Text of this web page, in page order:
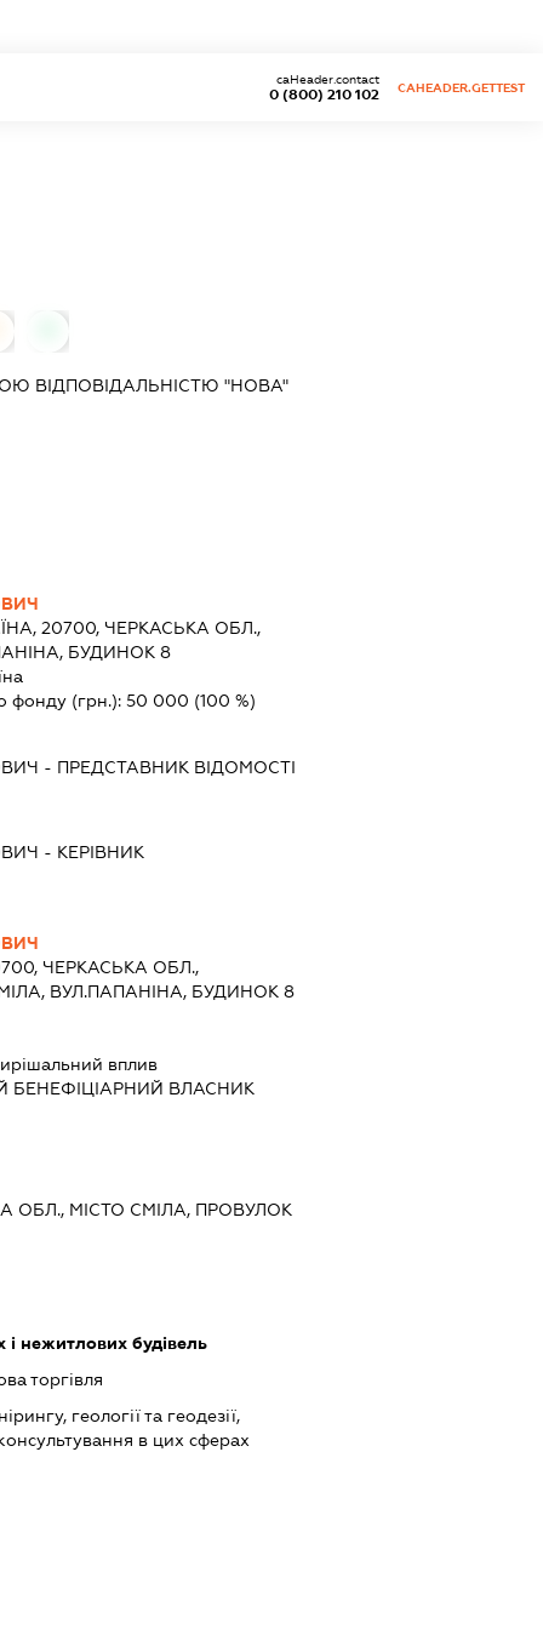
0 (800) 210 102
caHeader.contact
CAHEADER.GETTEST
ВІДПОВІДАЛЬНІСТЮ "НОВА"
20700, ЧЕРКАСЬКА ОБЛ.,
БУДИНОК 8
фонду (грн.):50 000 (100 %)
- ПРЕДСТАВНИК ВІДОМОСТІ
- КЕРІВНИК
ЧЕРКАСЬКА ОБЛ.,
ВУЛ.ПАПАНІНА, БУДИНОК 8
вплив
БЕНЕФІЦІАРНИЙ ВЛАСНИК
ОБЛ., МІСТО СМІЛА, ПРОВУЛОК
і нежитлових будівель
торгівля
геології та геодезії,
в цих сферах